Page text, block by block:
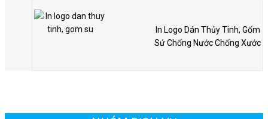
In Logo Dán Thủy Tinh, Gốm
Sứ Chống Nước Chống Xước